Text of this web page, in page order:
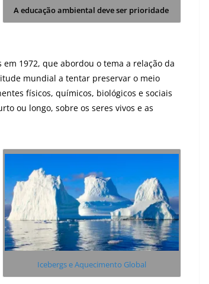
Aeducação ambiental deve ser prioridade
1972, que abordou o tema a relação da
mundial a tentar preservar o meio
físicos, químicos, biológicos e sociais
ou longo, sobre os seres vivos e as
Icebergs e Aquecimento Global